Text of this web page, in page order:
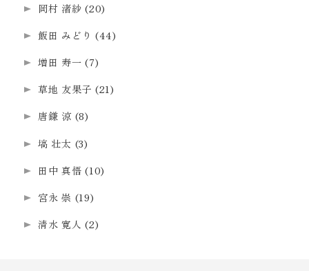
岡村 渚紗 (20)
飯田 みどり (44)
増田 寿一 (7)
草地 友果子 (21)
唐鎌 涼 (8)
塙 壮太 (3)
田中 真悟 (10)
宮永 崇 (19)
清水 寛人 (2)